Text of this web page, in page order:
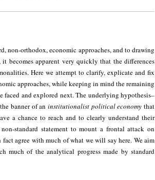
non-orthodox, economic approaches, and to drawing
becomes apparent very quickly that the differences
Here we attempt to clarify, explicate and fix
approaches, while keeping in mind the remaining
and explored next. The underlying hypothesis–
banner of an institutionalist political economy that
a chance to reach and to clearly understand their
standard statement to mount a frontal attack on
agree with much of what we will say here. We aim
much of the analytical progress made by standard